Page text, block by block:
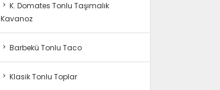
K. Domates Tonlu Taşımalık
Kavanoz
Barbekü Tonlu Taco
Klasik Tonlu Toplar